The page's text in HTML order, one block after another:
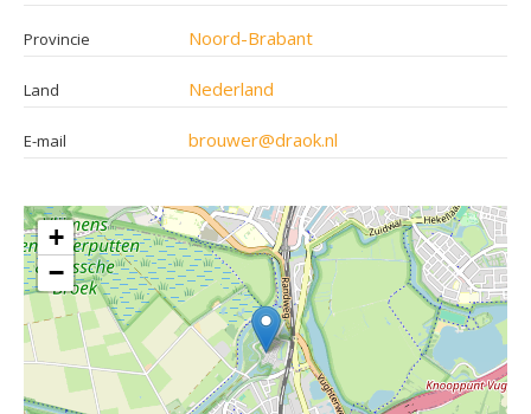
Provincie Noord-Brabant
Land Nederland
E-mail brouwer@draok.nl
+
−